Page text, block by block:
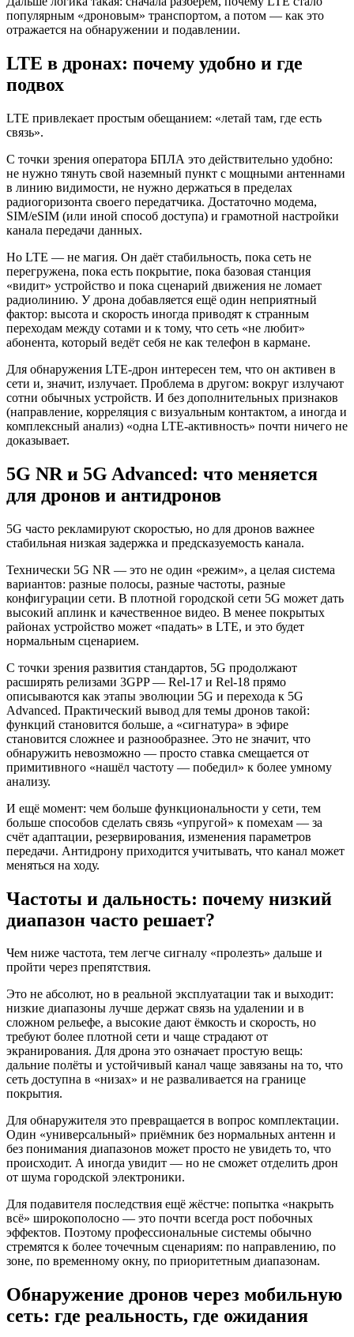
популярным «дроновым» транспортом, а потом — как это
отражается на обнаружении и подавлении.
LTE в дронах: почему удобно и где
подвох
LTE привлекает простым обещанием: «летай там, где есть
связь».
С точки зрения оператора БПЛА это действительно удобно:
не нужно тянуть свой наземный пункт с мощными антеннами
в линию видимости, не нужно держаться в пределах
радиогоризонта своего передатчика. Достаточно модема,
SIM/eSIM (или иной способ доступа) и грамотной настройки
канала передачи данных.
Но LTE — не магия. Он даёт стабильность, пока сеть не
перегружена, пока есть покрытие, пока базовая станция
«видит» устройство и пока сценарий движения не ломает
радиолинию. У дрона добавляется ещё один неприятный
фактор: высота и скорость иногда приводят к странным
переходам между сотами и к тому, что сеть «не любит»
абонента, который ведёт себя не как телефон в кармане.
Для обнаружения LTE‑дрон интересен тем, что он активен в
сети и, значит, излучает. Проблема в другом: вокруг излучают
сотни обычных устройств. И без дополнительных признаков
(направление, корреляция с визуальным контактом, а иногда и
комплексный анализ) «одна LTE‑активность» почти ничего не
доказывает.
5G NR и 5G Advanced: что меняется
для дронов и антидронов
5G часто рекламируют скоростью, но для дронов важнее
стабильная низкая задержка и предсказуемость канала.
Технически 5G NR — это не один «режим», а целая система
вариантов: разные полосы, разные частоты, разные
конфигурации сети. В плотной городской сети 5G может дать
высокий аплинк и качественное видео. В менее покрытых
районах устройство может «падать» в LTE, и это будет
нормальным сценарием.
С точки зрения развития стандартов, 5G продолжают
расширять релизами 3GPP — Rel‑17 и Rel‑18 прямо
описываются как этапы эволюции 5G и перехода к 5G
Advanced. Практический вывод для темы дронов такой:
функций становится больше, а «сигнатура» в эфире
становится сложнее и разнообразнее. Это не значит, что
обнаружить невозможно — просто ставка смещается от
примитивного «нашёл частоту — победил» к более умному
анализу.
И ещё момент: чем больше функциональности у сети, тем
больше способов сделать связь «упругой» к помехам — за
счёт адаптации, резервирования, изменения параметров
передачи. Антидрону приходится учитывать, что канал может
меняться на ходу.
Частоты и дальность: почему низкий
диапазон часто решает?
Чем ниже частота, тем легче сигналу «пролезть» дальше и
пройти через препятствия.
Это не абсолют, но в реальной эксплуатации так и выходит:
низкие диапазоны лучше держат связь на удалении и в
сложном рельефе, а высокие дают ёмкость и скорость, но
требуют более плотной сети и чаще страдают от
экранирования. Для дрона это означает простую вещь:
дальние полёты и устойчивый канал чаще завязаны на то, что
сеть доступна в «низах» и не разваливается на границе
покрытия.
Для обнаружителя это превращается в вопрос комплектации.
Один «универсальный» приёмник без нормальных антенн и
без понимания диапазонов может просто не увидеть то, что
происходит. А иногда увидит — но не сможет отделить дрон
от шума городской электроники.
Для подавителя последствия ещё жёстче: попытка «накрыть
всё» широкополосно — это почти всегда рост побочных
эффектов. Поэтому профессиональные системы обычно
стремятся к более точечным сценариям: по направлению, по
зоне, по временному окну, по приоритетным диапазонам.
Обнаружение дронов через мобильную
сеть: где реальность, где ожидания